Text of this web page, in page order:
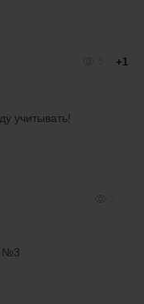
+1
учитывать!
№3